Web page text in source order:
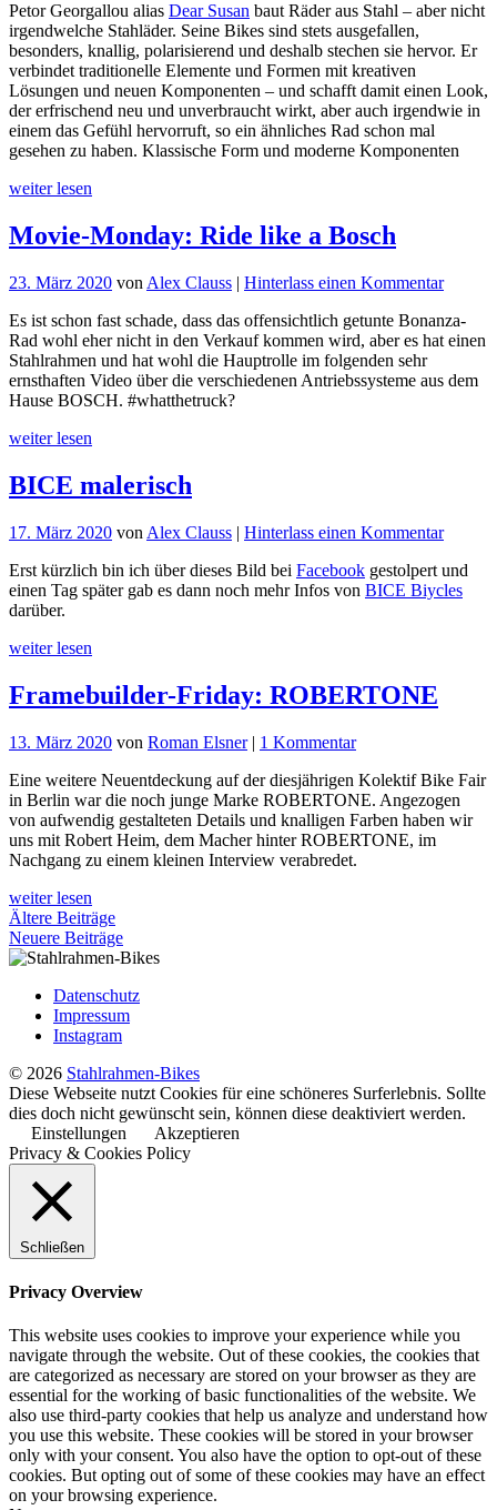
Petor Georgallou alias Dear Susan baut Räder aus Stahl – aber nicht
irgendwelche Stahläder. Seine Bikes sind stets ausgefallen,
besonders, knallig, polarisierend und deshalb stechen sie hervor. Er
verbindet traditionelle Elemente und Formen mit kreativen
Lösungen und neuen Komponenten – und schafft damit einen Look,
der erfrischend neu und unverbraucht wirkt, aber auch irgendwie in
einem das Gefühl hervorruft, so ein ähnliches Rad schon mal
gesehen zu haben. Klassische Form und moderne Komponenten
weiter lesen
Movie-Monday: Ride like a Bosch
23. März 2020 von Alex Clauss | Hinterlass einen Kommentarfür
Ride
a
Es ist schon fast schade, dass das offensichtlich getunte Bonanza-
Rad wohl eher nicht in den Verkauf kommen wird, aber es hat einen
Stahlrahmen und hat wohl die Hauptrolle im folgenden sehr
ernsthaften Video über die verschiedenen Antriebssysteme aus dem
Hause BOSCH. #whatthetruck?
weiter lesen
BICE malerisch
17. März 2020 von Alex Clauss | Hinterlass einen Kommentarfür
Erst kürzlich bin ich über dieses Bild bei Facebook gestolpert und
einen Tag später gab es dann noch mehr Infos von BICE Biycles
darüber.
weiter lesen
Framebuilder-Friday: ROBERTONE
13. März 2020 von Roman Elsner| 1 Kommentarzu
Friday:
ROBERTONE
Eine weitere Neuentdeckung auf der diesjährigen Kolektif Bike Fair
in Berlin war die noch junge Marke ROBERTONE. Angezogen
von aufwendig gestalteten Details und knalligen Farben haben wir
uns mit Robert Heim, dem Macher hinter ROBERTONE, im
Nachgang zu einem kleinen Interview verabredet.
weiter lesen
Beitragsnavigation
Ältere Beiträge
Neuere Beiträge
Datenschutz
Impressum
Instagram
© 2026 Stahlrahmen-Bikes
Diese Webseite nutzt Cookies für eine schöneres Surferlebnis. Sollte
dies doch nicht gewünscht sein, können diese deaktiviert werden.
Einstellungen
Akzeptieren
Privacy & Cookies Policy
Schließen
Privacy Overview
This website uses cookies to improve your experience while you
navigate through the website. Out of these cookies, the cookies that
are categorized as necessary are stored on your browser as they are
essential for the working of basic functionalities of the website. We
also use third-party cookies that help us analyze and understand how
you use this website. These cookies will be stored in your browser
only with your consent. You also have the option to opt-out of these
cookies. But opting out of some of these cookies may have an effect
on your browsing experience.